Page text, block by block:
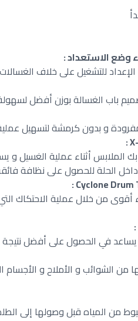
وضع الاستعداد :
الإعداد للتشغيل على خلاف
باب الغسالة بوزن أفضل
و بدون كرمشة لتسهيل
الملابس أثناء عملية الغسيل و
الحلة للحصول على نظافة
أقوى من خلال عملية الاحتكاك
في الحصول على أفضل
من الشوائب و الأملاح و
من المياه قبل وصولها إلى